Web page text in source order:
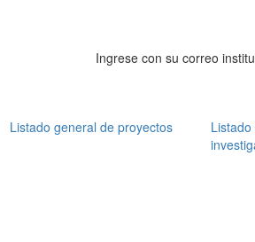
Ingrese con su correo
Listado general de proyectos